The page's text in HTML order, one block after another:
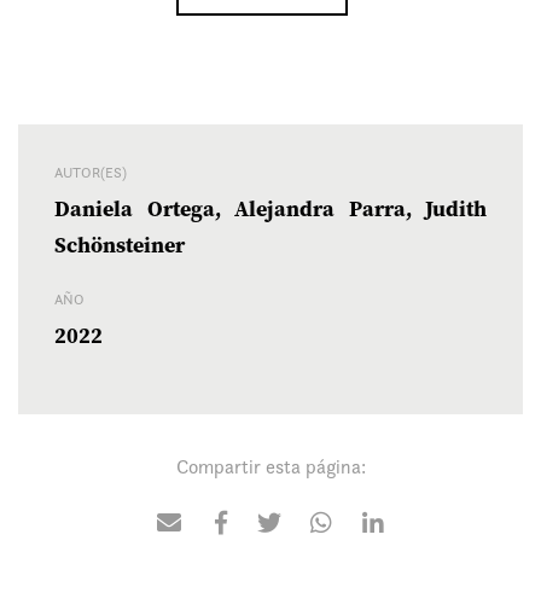
AUTOR(ES)
Daniela Ortega, Alejandra Parra, Judith
Schönsteiner
AÑO
2022
Compartir esta página: